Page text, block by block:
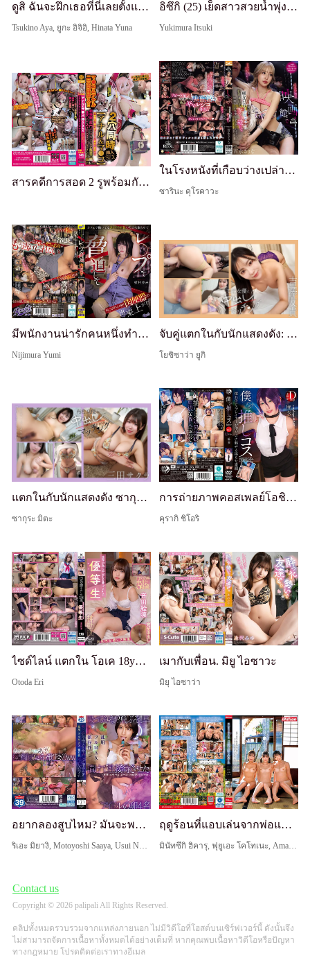
ดูสิ ฉันจะฝึกเธอที่นี่เลยตั้งแต่ตอนนี้ "เอ๊ะ ไม่! ทำแบบนี้ข้างนอกมันโหดร้ายเกินไป!" เซ็กส์แตกในกลางแจ้งตอนกลางวันกับสาวชนบทหีสวยโกนเกลี้ยง
Tsukino Aya, ยูกะ อิจิอิ, Hinata Yuna
อิซึกิ (25) เย็ดสาวสวยน้ำพุ่งแตกใน
Yukimura Itsuki
สารคดีการสอด 2 รูพร้อมกัน [Anal (หี) Insertion SEX]: ฉวยโอกาสจากความไร้เดียงสาของคอสเพลย์สาวสวยชนบท จากประสบการณ์เย็ดตูดครั้งแรกไปจนถึงรุมเย็ด 6P ที่รูทุกแห่งถูกยัด, 7 เล่มยักษ์
ในโรงหนังที่เกือบว่างเปล่า... ฉันโฟกัสอะไรไม่ได้เลยนอกจากจะแตก เพราะสาวบลอนด์ผอมๆ นมใหญ่ที่นั่งข้างๆ คอยแกล้งหัวนมและควยฉัน... Sarina Momonaga
ซารินะ คุโรคาวะ
มีพนักงานน่ารักคนหนึ่งทำงานที่คาเฟ่ ดังนั้นฉันจึงให้ยาเธอ ข่มขืนเธอ กรรโชกเธอ และตอนนี้เธอกลายเป็นโถส้วมเนื้อที่สมบูรณ์แบบที่เชื่อฟังคำสั่งทุกอย่างของฉัน
Nijimura Yumi
จับคู่แตกในกับนักแสดงดัง: โยชิซาวะ โทโมกิ
โยชิซาว่า ยูกิ
แตกในกับนักแสดงดัง ซากุระ มิตะ
ซากุระ มิตะ
การถ่ายภาพคอสเพลย์โอชิแบบพิเศษของฉัน: ไม
คุรากิ ชิโอริ
ไซด์ไลน์ แตกใน โอเค 18yo: นักเรียนเก่งยอมแตกในเพื่อการศึกษาที่สูงขึ้น - Onda Erin
Otoda Eri
เมากับเพื่อน. มิยู ไอซาวะ
มิยุ ไอซาว่า
อยากลองสูบไหม? มันจะพาคุณบินเลย!! ไอดอล 4 คนที่ใฝ่ฝันถูกบังคับให้ให้บริการทางเพศหลังจากติดยาเสพติดกัญชาอย่างหนักและพึ่งพิง
ริเอะ มิยางิ, Motoyoshi Saaya, Usui Natsume, Yorimoto Siori
ฤดูร้อนที่แอบเล่นจากพ่อแม่: รอยแทนของนักเรียน
มินัทซึกิ ฮิคารุ, ฟุยูเอะ โคโทเนะ, Amau Ririka
Contact us
Copyright © 2026 palipali All Rights Reserved.
คลิปทั้งหมดรวบรวมจากแหล่งภายนอก ไม่มีวิดีโอที่โฮสต์บนเซิร์ฟเวอร์นี้ ดังนั้นจึง
ไม่สามารถจัดการเนื้อหาทั้งหมดได้อย่างเต็มที่ หากคุณพบเนื้อหาวิดีโอหรือปัญหา
ทางกฎหมาย โปรดติดต่อเราทางอีเมล